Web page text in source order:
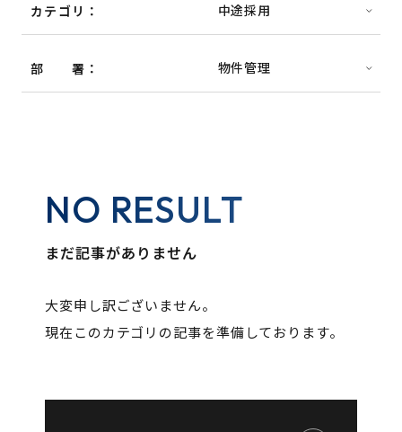
カテゴリ
部署
NO RESULT
まだ記事がありません
大変申し訳ございません。
現在このカテゴリの記事を準備しております。